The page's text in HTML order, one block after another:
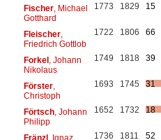
Fischer, Michael
Gotthard
1773 1829 15
Fleischer,
Friedrich Gottlob
1722 1806 66
Forkel, Johann
Nikolaus
1749 1818 39
Förster,
Christoph
1693 1745 31
Förtsch, Johann
Philipp
1652 1732 18
Fränzl, Ignaz 1736 1811
52